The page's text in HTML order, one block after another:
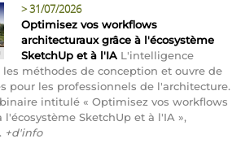
>31/07/2026
Optimisez vos workflows
architecturaux grâce à l'écosystème
SketchUp et à l'IA L'intelligence
méthodes de conception et ouvre de
pour les professionnels de l'architecture.
intitulé « Optimisez vos workflows
l'écosystème SketchUp et à l'IA »,
+d'info